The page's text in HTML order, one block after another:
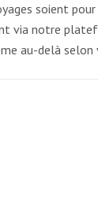
soient
via notre
au-delà selon